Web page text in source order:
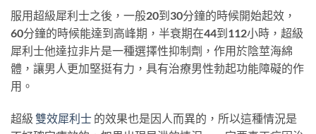
服用超級犀利士之後，一般20到30分鐘的時候開始起效，
60分鐘的時候能達到高峰期，半衰期在44到112小時，超級
犀利士他達拉非片是一種選擇性抑制劑，作用於陰莖海綿
體，讓男人更加堅挺有力，具有治療男性勃起功能障礙的作
用。
超級 雙效犀利士 的效果也是因人而異的，所以這種情況是